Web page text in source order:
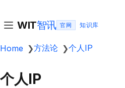
WIT智讯 官网
Home ❯方法论 ❯个人IP
个人IP